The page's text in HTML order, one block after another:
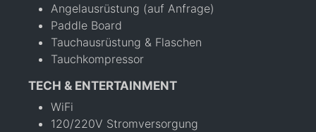
Angelausrüstung (auf Anfrage)
Paddle Board
Tauchausrüstung & Flaschen
Tauchkompressor
TECH & ENTERTAINMENT
WiFi
120/220V Stromversorgung